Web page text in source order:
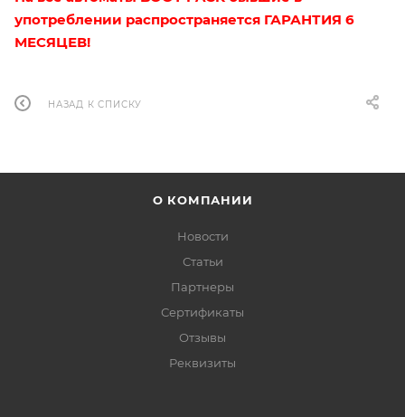
употреблении распространяется ГАРАНТИЯ 6
МЕСЯЦЕВ!
НАЗАД К СПИСКУ
О КОМПАНИИ
Новости
Статьи
Партнеры
Сертификаты
Отзывы
Реквизиты